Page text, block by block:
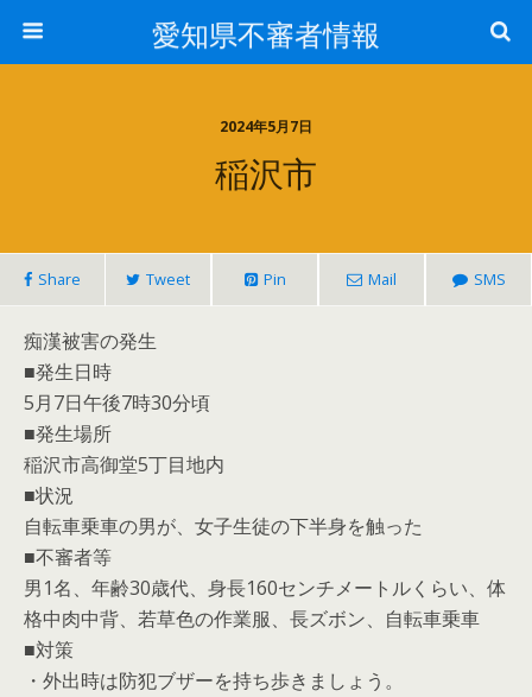
愛知県不審者情報
2024年5月7日
稲沢市
Share Tweet Pin Mail SMS
痴漢被害の発生
■発生日時
5月7日午後7時30分頃
■発生場所
稲沢市高御堂5丁目地内
■状況
自転車乗車の男が、女子生徒の下半身を触った
■不審者等
男1名、年齢30歳代、身長160センチメートルくらい、体
格中肉中背、若草色の作業服、長ズボン、自転車乗車
■対策
・外出時は防犯ブザーを持ち歩きましょう。